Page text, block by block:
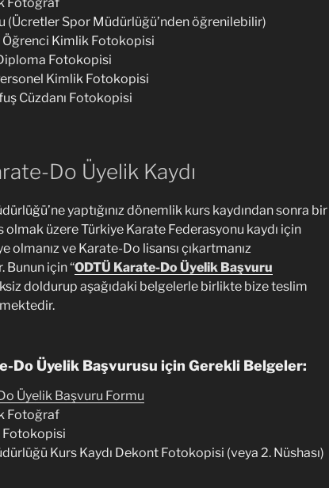
(Ücretler Spor Müdürlüğü’nden öğrenilebilir)
Kimlik Fotokopisi
Fotokopisi
Kimlik Fotokopisi
Cüzdanı Fotokopisi
Do Üyelik Kaydı
yaptığınız dönemlik kurs kaydından sonra bir
olmak üzere Türkiye Karate Federasyonu kaydı için
olmanız ve Karate-Do lisansı çıkartmanız
için “ODTÜ Karate-Do Üyelik Başvuru
doldurup aşağıdaki belgelerle birlikte bize teslim
Do Üyelik Başvurusu için Gerekli Belgeler:
Üyelik Başvuru Formu
Fotoğraf
Fotokopisi
Kurs Kaydı Dekont Fotokopisi (veya 2. Nüshası)